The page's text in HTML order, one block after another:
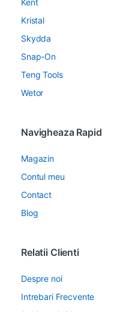
Kent
Kristal
Skydda
Snap-On
Teng Tools
Wetor
Navigheaza Rapid
Magazin
Contul meu
Contact
Blog
Relatii Clienti
Despre noi
Intrebari Frecvente